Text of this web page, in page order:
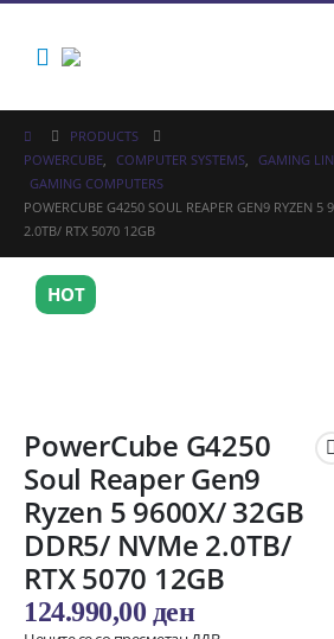
PRODUCTS
POWERCUBE, COMPUTER SYSTEMS, GAMING
GAMING COMPUTERS
POWERCUBE G4250 SOUL REAPER GEN9 RYZEN
2.0TB/ RTX 5070 12GB
HOT
PowerCube G4250
Soul Reaper Gen9
Ryzen 5 9600X/ 32GB
DDR5/ NVMe 2.0TB/
RTX 5070 12GB
124.990,00 ден